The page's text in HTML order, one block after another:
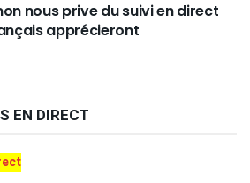
nous prive du suivi en direct
apprécieront
EN DIRECT